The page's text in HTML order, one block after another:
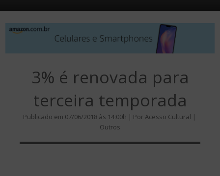
3% é renovada para
terceira temporada
Publicado em 07/06/2018 às 14:00h | Por Acesso Cultural |
Outros